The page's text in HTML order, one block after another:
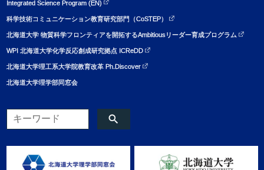
Integrated Science Program (EN)
科学技術コミュニケーション教育研究部門（CoSTEP）
北海道大学 物質科学フロンティアを開拓するAmbitiousリーダー育成プログラム
WPI 北海道大学化学反応創成研究拠点 ICReDD
北海道大学理工系大学院教育改革 Ph.Discover
北海道大学理学部同窓会